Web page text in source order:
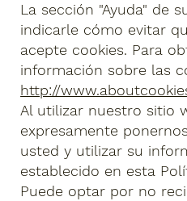
La sección "Ayuda" de
indicarle cómo evitar
acepte cookies. Para
información sobre las
http://
Al utilizar nuestro sitio
expresamente
usted y utilizar su
establecido en esta
Puede optar por no